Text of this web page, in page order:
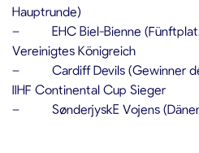
Hauptrunde)
– EHC Biel-Bienne
Vereinigtes Königreich
– Cardiff Devils (Gewinner
IIHF Continental Cup Sieger
– SønderjyskE Vojens